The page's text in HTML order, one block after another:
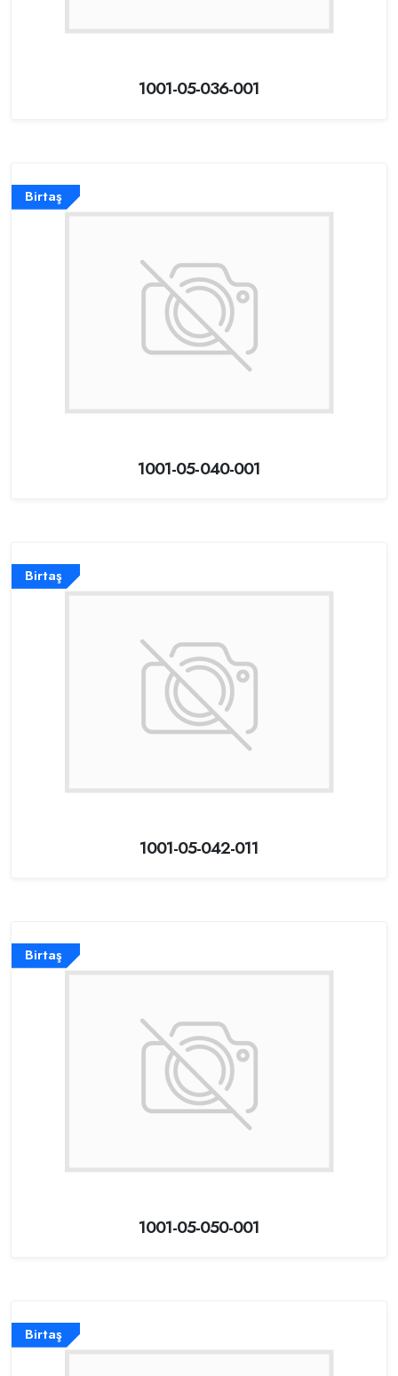
1001-05-036-001
Birtaş
1001-05-040-001
Birtaş
1001-05-042-011
Birtaş
1001-05-050-001
Birtaş